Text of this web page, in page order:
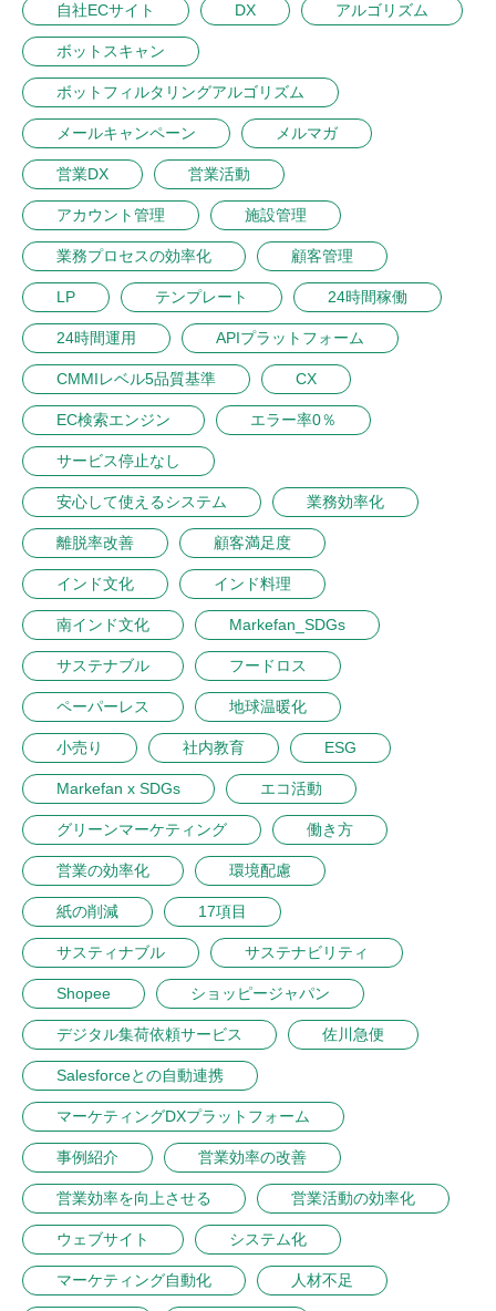
自社ECサイト DX アルゴリズム
ボットスキャン
ボットフィルタリングアルゴリズム
メールキャンペーン メルマガ
営業DX 営業活動
アカウント管理 施設管理
業務プロセスの効率化 顧客管理
LP テンプレート 24時間稼働
24時間運用 APIプラットフォーム
CMMIレベル5品質基準 CX
EC検索エンジン エラー率0％
サービス停止なし
安心して使えるシステム 業務効率化
離脱率改善 顧客満足度
インド文化 インド料理
南インド文化 Markefan_SDGs
サステナブル フードロス
ペーパーレス 地球温暖化
小売り 社内教育 ESG
Markefan x SDGs エコ活動
グリーンマーケティング 働き方
営業の効率化 環境配慮
紙の削減 17項目
サスティナブル サステナビリティ
Shopee ショッピージャパン
デジタル集荷依頼サービス 佐川急便
Salesforceとの自動連携
マーケティングDXプラットフォーム
事例紹介 営業効率の改善
営業効率を向上させる 営業活動の効率化
ウェブサイト システム化
マーケティング自動化 人材不足